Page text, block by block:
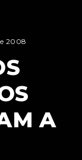
2008
A